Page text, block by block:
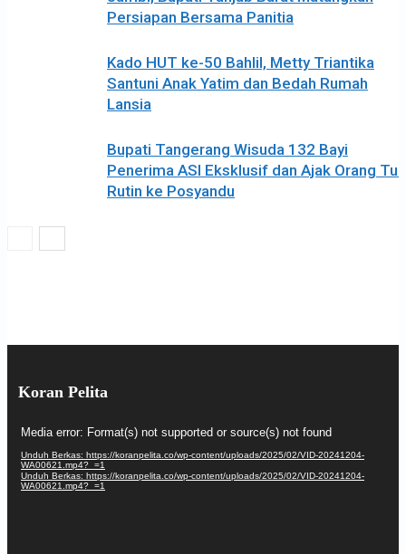
Persiapan Bersama Panitia
Kado HUT ke-50 Bahlil, Metty Triantika
Santuni Anak Yatim dan Bedah Rumah
Lansia
Bupati Tangerang Wisuda 132 Bayi
Penerima ASI Eksklusif dan Ajak Orang Tua
Rutin ke Posyandu
Koran Pelita
Video
Media error: Format(s) not supported or source(s) not found
Unduh Berkas: https://koranpelita.co/wp-content/uploads/2025/02/VID-20241204-
WA00621.mp4?_=1
Unduh Berkas: https://koranpelita.co/wp-content/uploads/2025/02/VID-20241204-
WA00621.mp4?_=1